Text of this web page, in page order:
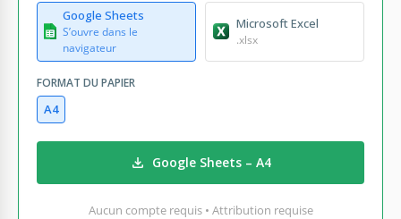
Google Sheets
S’ouvre dans le
navigateur
Microsoft Excel
.xlsx
FORMAT DU PAPIER
A4
Google Sheets – A4
Aucun compte requis • Attribution requise